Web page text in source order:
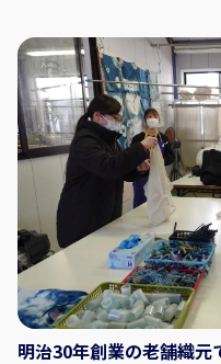
だけのシルクストールを染め
験・見学にお越し下さい。 - - - - - - - - - - - プラン内容 - - - - - -
- - - - - - - - シルクストール（1枚）の藍染体験 ・上質でなめ
らかな肌触りのストールで
染めることができます。 ・
がるよう、スタッフが丁寧
上がった作品は、当日お持ち帰りい
織」工場内見学 ・伝統工
案内いたします。 ・歴史あ
は珍しい手織機の体験をすることができ
尾織布 〒779-3121 徳島県
明治30年創業の老舗織元